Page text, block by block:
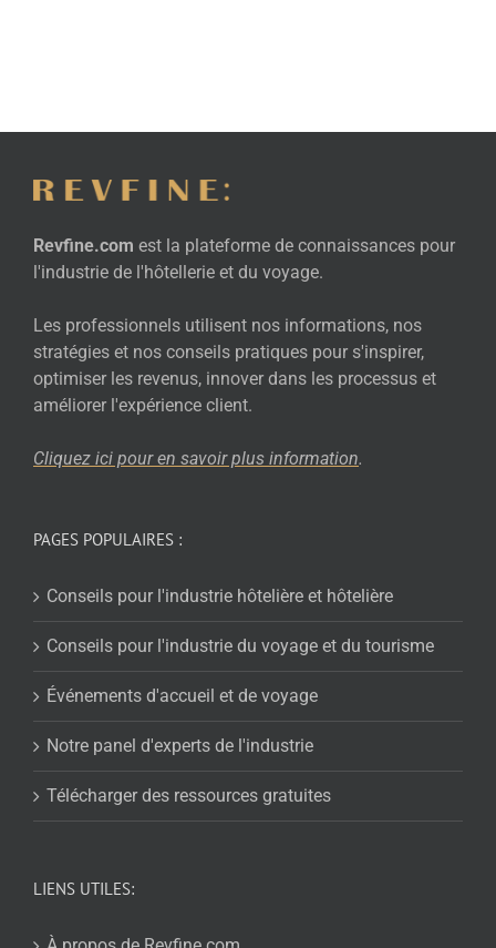
Revfine.com est la plateforme de connaissances pour
l'industrie de l'hôtellerie et du voyage.
Les professionnels utilisent nos informations, nos
stratégies et nos conseils pratiques pour s'inspirer,
optimiser les revenus, innover dans les processus et
améliorer l'expérience client.
Cliquez ici pour en savoir plus information.
PAGES POPULAIRES :
Conseils pour l'industrie hôtelière et hôtelière
Conseils pour l'industrie du voyage et du tourisme
Événements d'accueil et de voyage
Notre panel d'experts de l'industrie
Télécharger des ressources gratuites
LIENS UTILES: